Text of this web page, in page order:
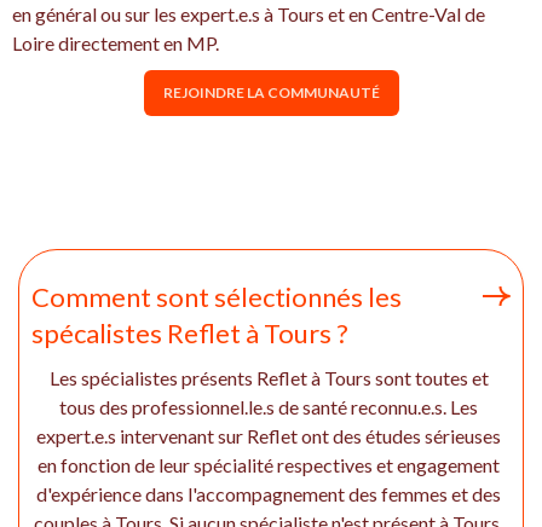
en général ou sur les expert.e.s à Tours et en Centre-Val de
Loire directement en MP.
REJOINDRE LA COMMUNAUTÉ
Comment sont sélectionnés les
spécalistes Reflet à Tours ?
Les spécialistes présents Reflet à Tours sont toutes et
tous des professionnel.le.s de santé reconnu.e.s. Les
expert.e.s intervenant sur Reflet ont des études sérieuses
en fonction de leur spécialité respectives et engagement
d'expérience dans l'accompagnement des femmes et des